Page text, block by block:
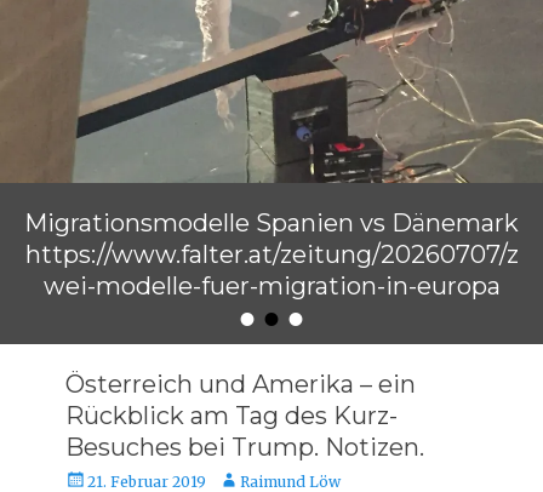
•••
Migrationsmodelle Spanien vs Dänemark
https://www.falter.at/zeitung/20260707/z
wei-modelle-fuer-migration-in-europa
Raimund Löw
Österreich und Amerika – ein
Rückblick am Tag des Kurz-
Besuches bei Trump. Notizen.
Veröffentlicht
21. Februar 2019 AutorRaimund Löw